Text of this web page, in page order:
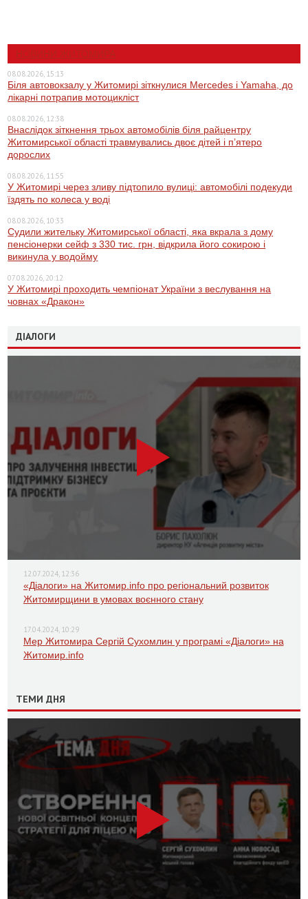
НОВИНИ ЖИТОМИРА
08.08.2026, 15:13
Біля автовокзалу у Житомирі зіткнулися Mercedes і Yamaha, до
лікарні потрапив мотоцикліст
08.08.2026, 12:38
Внаслідок зіткнення трьох автомобілів біля райцентру
Житомирської області травмувались двоє дітей і пʼятеро
дорослих
08.08.2026, 11:55
У Житомирі через зливу підтопило вулиці: автомобілі подекуди
їздять по колеса у воді
08.08.2026, 10:33
Судили жительку Житомирської області, яка вкрала з дому
пенсіонерки сейф з 330 тис. грн, відкрила його сокирою і
викинула у водойму
07.08.2026, 20:12
У Житомирі проходить чемпіонат України з веслування на
човнах «Дракон»
ДІАЛОГИ
12.07.2024, 12:36
«Діалоги» на Житомир.info про регіональний розвиток
Житомирщини в умовах воєнного стану
17.04.2024, 10:29
Мер Житомира Сергій Сухомлин у програмі «Діалоги» на
Житомир.info
ТЕМИ ДНЯ